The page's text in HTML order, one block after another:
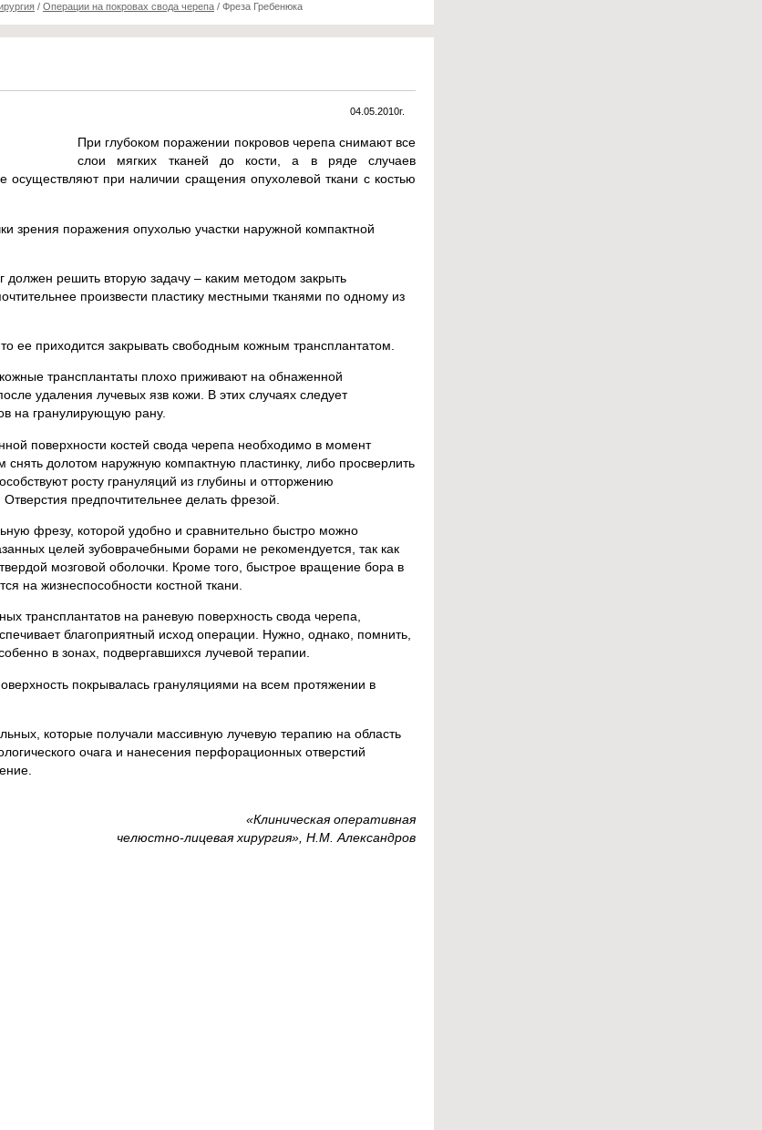
/ Операции на покровах свода черепа / Фреза Гребенюка
04.05.2010г.
При глубоком поражении покровов черепа снимают все
слои мягких тканей до кости, а в ряде случаев
осуществляют при наличии сращения опухолевой ткани с костью
зрения поражения опухолью участки наружной компактной
должен решить вторую задачу – каким методом закрыть
произвести пластику местными тканями по одному из
ее приходится закрывать свободным кожным трансплантатом.
трансплантаты плохо приживают на обнаженной
удаления лучевых язв кожи. В этих случаях следует
на гранулирующую рану.
поверхности костей свода черепа необходимо в момент
долотом наружную компактную пластинку, либо просверлить
росту грануляций из глубины и отторжению
предпочтительнее делать фрезой.
фрезу, которой удобно и сравнительно быстро можно
целей зубоврачебными борами не рекомендуется, так как
мозговой оболочки. Кроме того, быстрое вращение бора в
на жизнеспособности костной ткани.
трансплантатов на раневую поверхность свода черепа,
благоприятный исход операции. Нужно, однако, помнить,
в зонах, подвергавшихся лучевой терапии.
покрывалась грануляциями на всем протяжении в
которые получали массивную лучевую терапию на область
очага и нанесения перфорационных отверстий
«Клиническая оперативная
челюстно-лицевая хирургия», Н.М. Александров